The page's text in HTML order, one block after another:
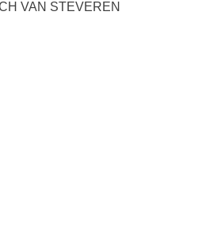
VAN STEVEREN